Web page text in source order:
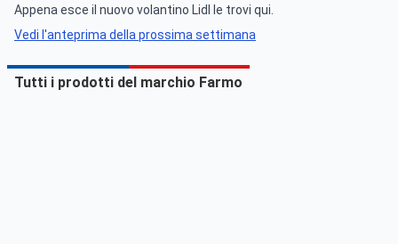
Appena esce il nuovo volantino Lidl le trovi qui.
Vedi l'anteprima della prossima settimana
Tutti i prodotti del marchio Farmo